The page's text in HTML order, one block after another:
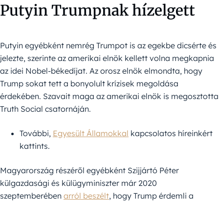
Putyin Trumpnak hízelgett
Putyin egyébként nemrég Trumpot is az egekbe dicsérte és
jelezte, szerinte az amerikai elnök kellett volna megkapnia
az idei Nobel-békedíjat. Az orosz elnök elmondta, hogy
Trump sokat tett a bonyolult krízisek megoldása
érdekében. Szavait maga az amerikai elnök is megosztotta
Truth Social csatornáján.
További, Egyesült Államokkal kapcsolatos híreinkért
kattints.
Magyarország részéről egyébként Szijjártó Péter
külgazdasági és külügyminiszter már 2020
szeptemberében arról beszélt, hogy Trump érdemli a